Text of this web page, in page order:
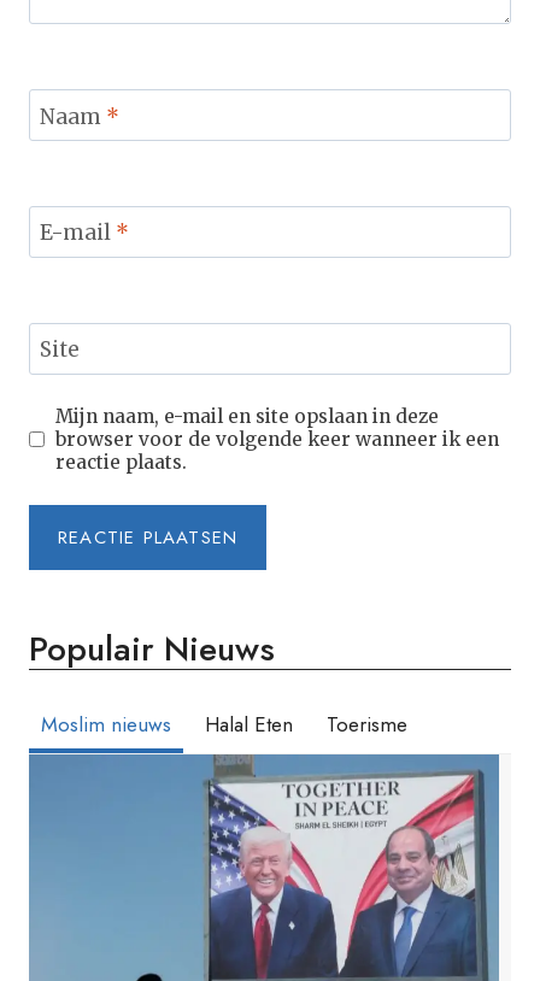
Naam *
E-mail *
Site
Mijn naam, e-mail en site opslaan in deze
browser voor de volgende keer wanneer ik een
reactie plaats.
Populair Nieuws
Moslim nieuws Halal Eten Toerisme